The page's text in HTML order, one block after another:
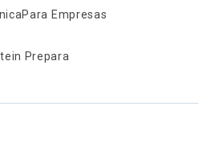
Para Empresas
Prepara